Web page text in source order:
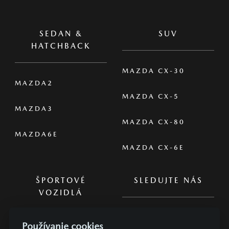
SEDAN &
HATCHBACK
MAZDA2
MAZDA3
MAZDA6E
SUV
MAZDA CX-30
MAZDA CX-5
MAZDA CX-80
MAZDA CX-6E
ŠPORTOVÉ
VOZIDLÁ
SLEDUJTE NÁS
Používanie cookies